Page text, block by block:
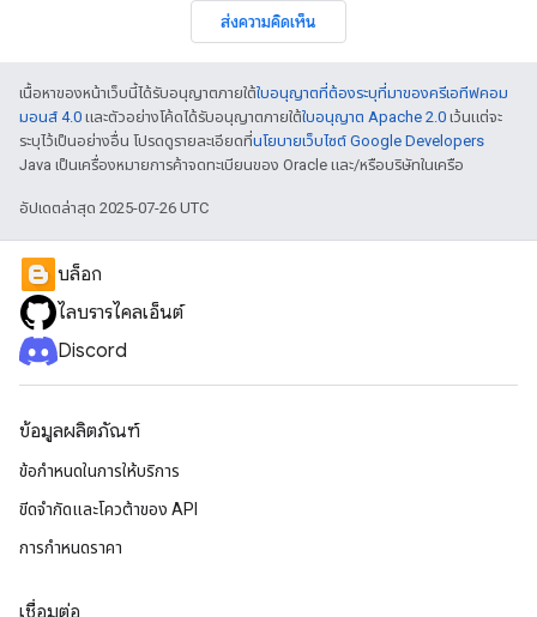
ส่งความคิดเห็น
เนื้อหาของหน้าเว็บนี้ได้รับอนุญาตภายใต้ใบอนุญาตที่ต้องระบุที่มาของครีเอทีฟคอม
มอนส์ 4.0 และตัวอย่างโค้ดได้รับอนุญาตภายใต้ใบอนุญาต Apache 2.0 เว้นแต่จะ
ระบุไว้เป็นอย่างอื่น โปรดดูรายละเอียดที่นโยบายเว็บไซต์ Google Developers
Java เป็นเครื่องหมายการค้าจดทะเบียนของ Oracle และ/หรือบริษัทในเครือ
อัปเดตล่าสุด 2025-07-26 UTC
บล็อก
ไลบรารีไคลเอ็นต์
Discord
ข้อมูลผลิตภัณฑ์
ข้อกำหนดในการให้บริการ
ขีดจํากัดและโควต้าของ API
การกำหนดราคา
เชื่อมต่อ